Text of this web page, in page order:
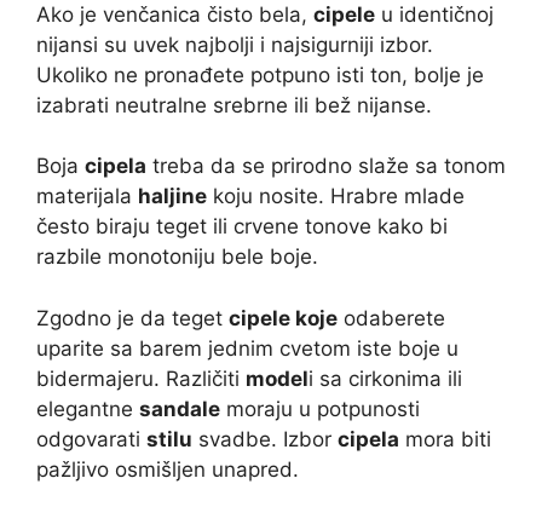
Ako je venčanica čisto bela, cipele u identičnoj
nijansi su uvek najbolji i najsigurniji izbor.
Ukoliko ne pronađete potpuno isti ton, bolje je
izabrati neutralne srebrne ili bež nijanse.
Boja cipela treba da se prirodno slaže sa tonom
materijala haljine koju nosite. Hrabre mlade
često biraju teget ili crvene tonove kako bi
razbile monotoniju bele boje.
Zgodno je da teget cipele koje odaberete
uparite sa barem jednim cvetom iste boje u
bidermajeru. Različiti modeli sa cirkonima ili
elegantne sandale moraju u potpunosti
odgovarati stilu svadbe. Izbor cipela mora biti
pažljivo osmišljen unapred.